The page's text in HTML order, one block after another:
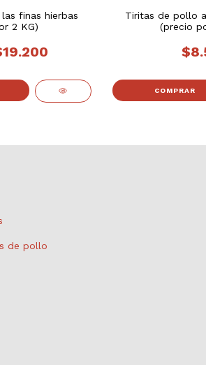
finas hierbas
2 KG)
Tiritas de pollo
(precio
de pollo